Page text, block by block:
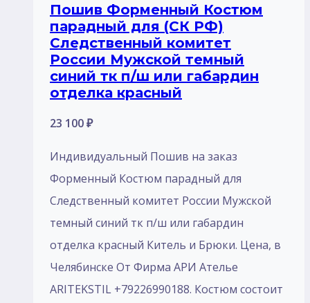
Пошив Форменный Костюм
парадный для (СК РФ)
Следственный комитет
России Мужской темный
синий тк п/ш или габардин
отделка красный
23 100₽
Индивидуальный Пошив на заказ
Форменный Костюм парадный для
Следственный комитет России Мужской
темный синий тк п/ш или габардин
отделка красный Китель и Брюки. Цена, в
Челябинске От Фирма АРИ Ателье
ARITEKSTIL +79226990188. Костюм состоит